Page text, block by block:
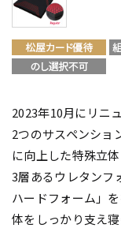
2023年10月にリニ
2つのサスペンショ
に向上した特殊立
3層あるウレタンフ
ハードフォーム」を
体をしっかり支え寝